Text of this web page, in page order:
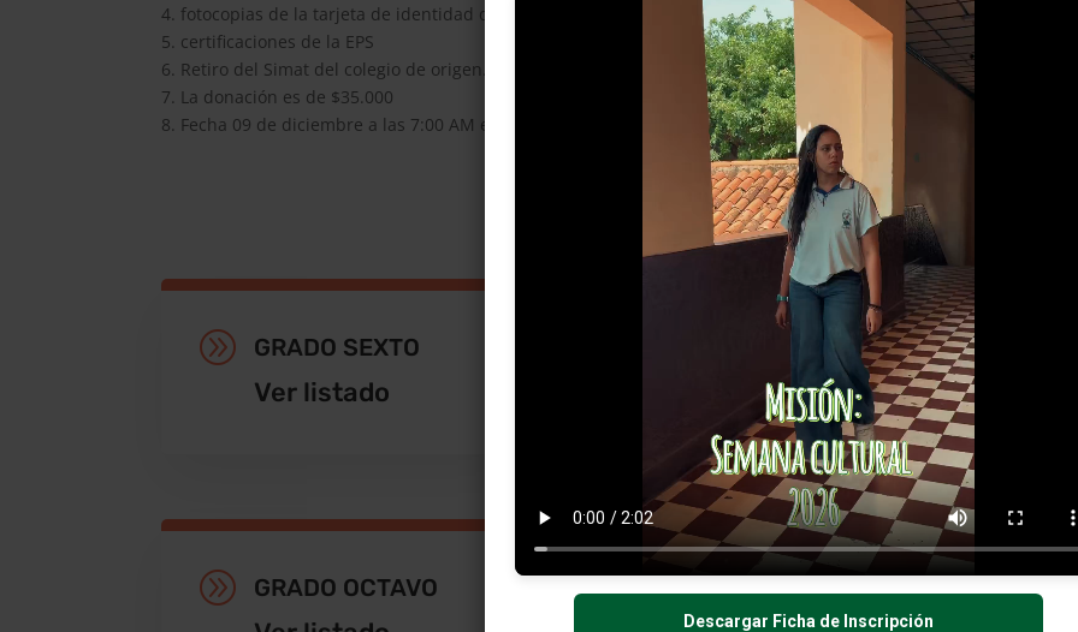
Descargar Ficha de Inscripción
4. ⁠fotocopias de la tarjeta de identidad del estudiante y de la cédula del acudiente.
5. ⁠certificaciones de la EPS
6. ⁠Retiro del Simat del colegio de origen.
7. La donación es de $35.000
8. ⁠Fecha 09 de diciembre a las 7:00 AM en la jornada de la mañana y a las 2:00 PM en la jornada de la tarde. ‎
LISTADO DE ADMITIDOS 2026
A GRADO SEXTO
Ver listado
A GRADO
Ver listado
A GRADO OCTAVO A GRADO